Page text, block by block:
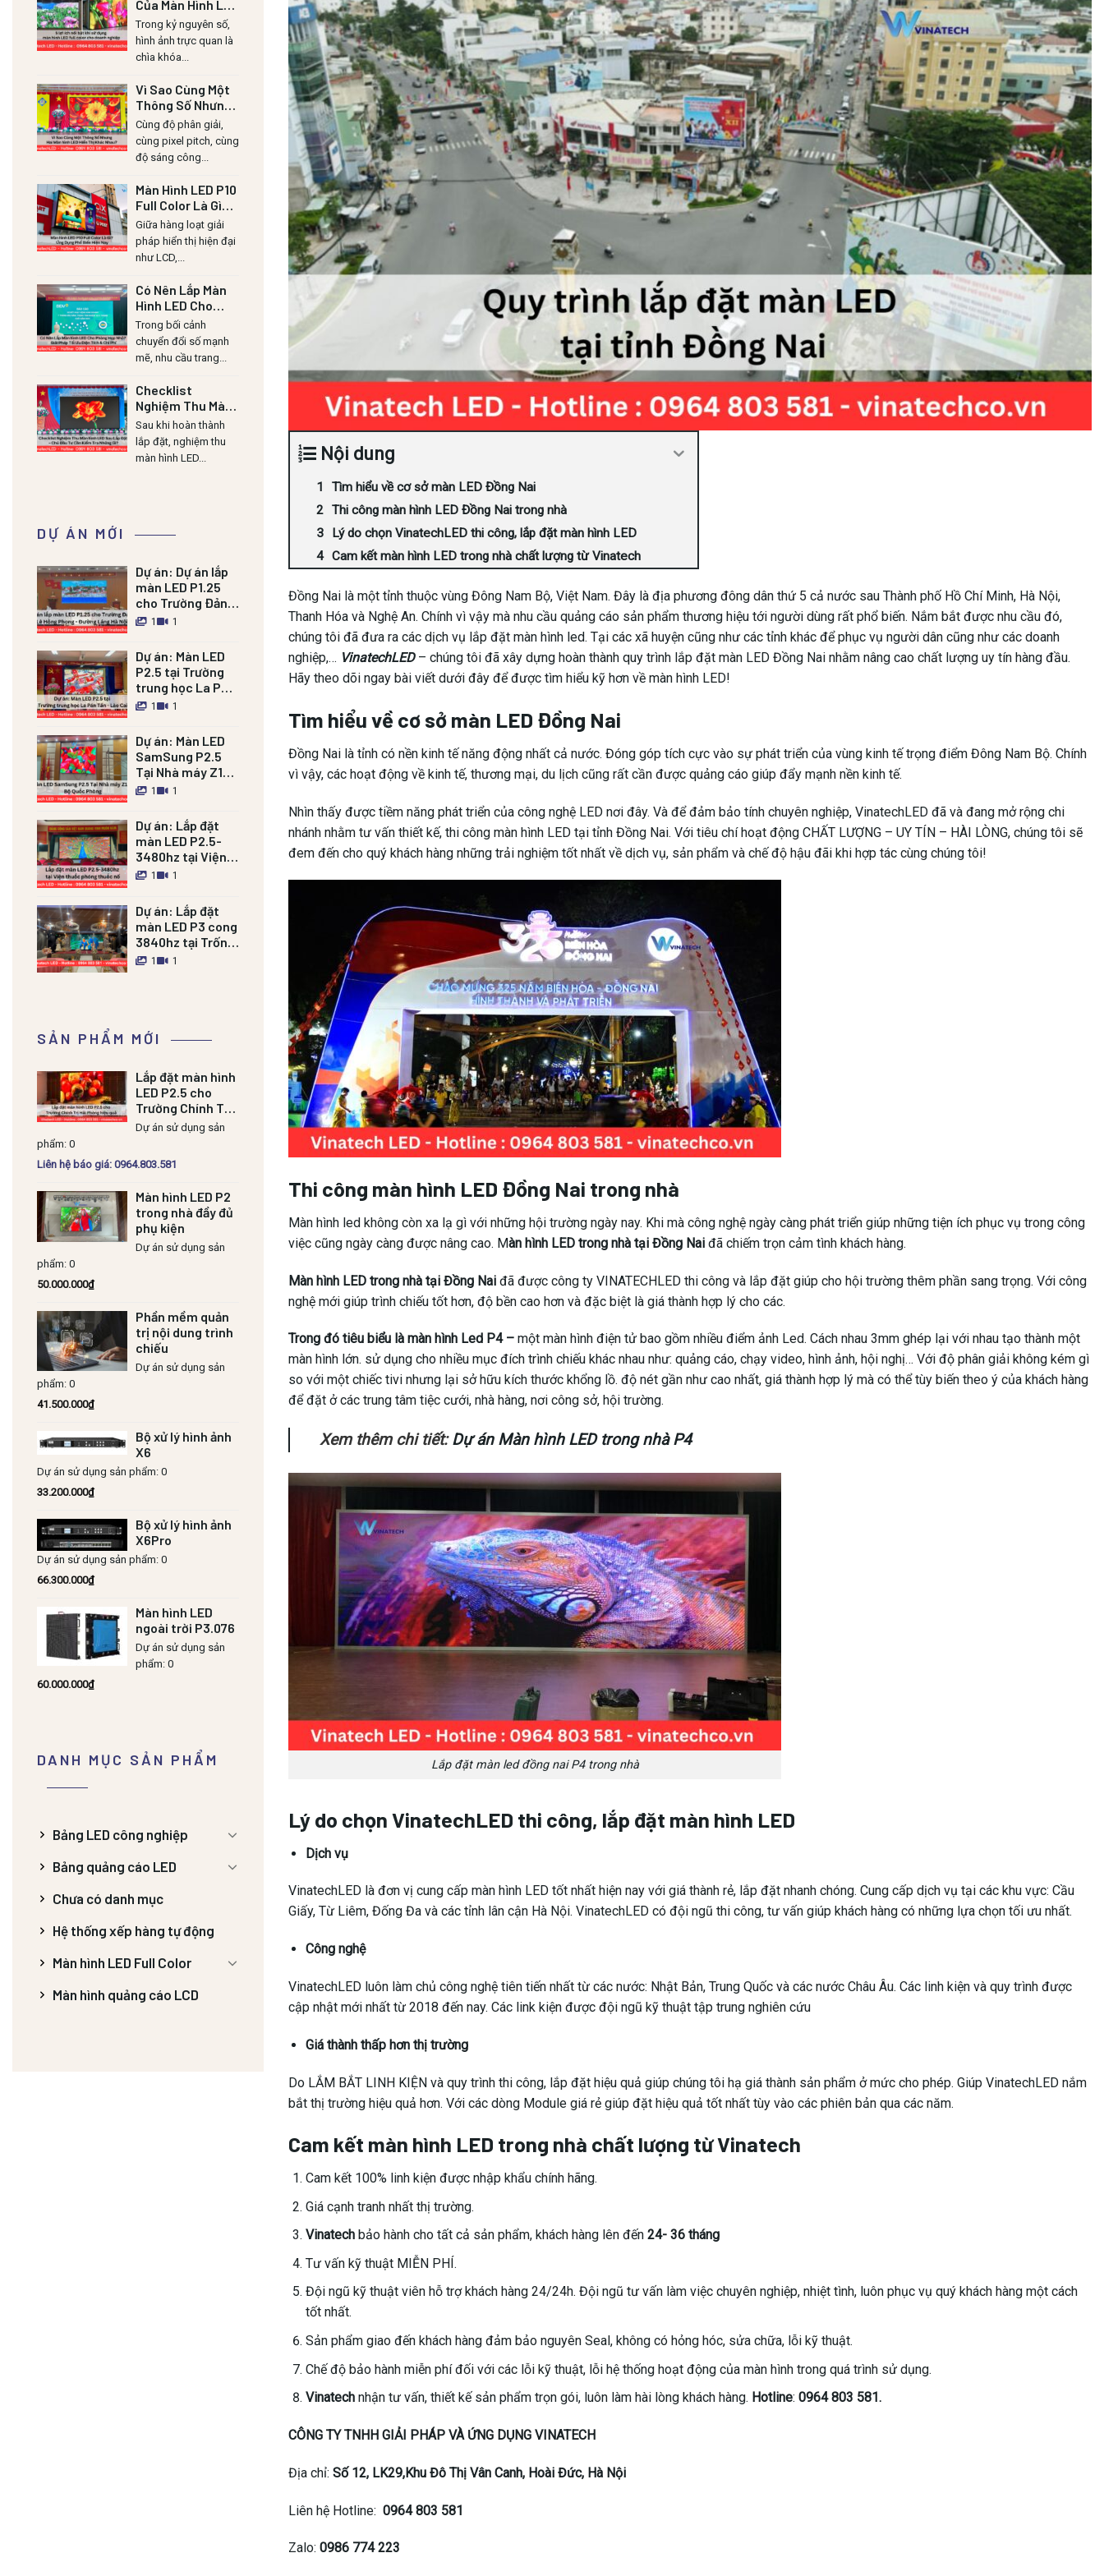
Của Màn Hình LED
Lull Color Cho
Doanh Nghiệp
Trong kỷ nguyên số,
hình ảnh trực quan là
chìa khóa...
Vì Sao Cùng Một
Thông Số Nhưng
Hai Màn Hình LED
Hiển Thị Khác
Nhau?
Cùng độ phân giải,
cùng pixel pitch, cùng
độ sáng công...
Màn Hình LED P10
Full Color Là Gì?
Ứng Dụng Phổ
Biến Hiện Nay
Giữa hàng loạt giải
pháp hiển thị hiện đại
như LCD,...
Có Nên Lắp Màn
Hình LED Cho
Phòng Họp Nhỏ?
Giải Pháp Tối Ưu
Diện Tích & Chi
Phí
Trong bối cảnh
chuyển đổi số mạnh
mẽ, nhu cầu trang...
Checklist
Nghiệm Thu Màn
Hình LED Sau Lắp
Đặt – Chủ Đầu Tư
Cần Kiểm Tra
Sau khi hoàn thành
lắp đặt, nghiệm thu
màn hình LED...
DỰ ÁN MỚI
Dự án: Dự án lắp
màn LED P1.25
cho Trường Đảng
Lê Hồng Phong –
1 1
Dự án: Màn LED
P2.5 tại Trường
trung học La Pán
Tẩn – Lào Cai
1 1
Dự án: Màn LED
SamSung P2.5
Tại Nhà máy Z121
Bộ Quốc Phòng
1 1
Dự án: Lắp đặt
màn LED P2.5-
3480hz tại Viện
thuốc phóng
1 1
Dự án: Lắp đặt
màn LED P3 cong
3840hz tại Trống
đồng Palace Nam
1 1
SẢN PHẨM MỚI
Lắp đặt màn hình
LED P2.5 cho
Trường Chính Trị
Hải Phòng hiệu
quả
Dự án sử dụng sản
phẩm: 0
Liên hệ báo giá: 0964.803.581
Màn hình LED P2
trong nhà đầy đủ
phụ kiện
Dự án sử dụng sản
phẩm: 0
50.000.000₫
Phần mềm quản
trị nội dung trình
chiếu
Dự án sử dụng sản
phẩm: 0
41.500.000₫
Bộ xử lý hình ảnh
X6
Dự án sử dụng sản phẩm: 0
33.200.000₫
Bộ xử lý hình ảnh
X6Pro
Dự án sử dụng sản phẩm: 0
66.300.000₫
Màn hình LED
ngoài trời P3.076
Dự án sử dụng sản
phẩm: 0
60.000.000₫
DANH MỤC SẢN PHẨM
Bảng LED công nghiệp
Bảng quảng cáo LED
Chưa có danh mục
Hệ thống xếp hàng tự động
Màn hình LED Full Color
Màn hình quảng cáo LCD
Nội dung
Tìm hiểu về cơ sở màn LED Đồng Nai
Thi công màn hình LED Đồng Nai trong nhà
Lý do chọn VinatechLED thi công, lắp đặt màn hình LED
Cam kết màn hình LED trong nhà chất lượng từ Vinatech
Đồng Nai là một tỉnh thuộc vùng Đông Nam Bộ, Việt Nam. Đây là địa phương đông dân thứ 5 cả nước sau Thành phố Hồ Chí Minh, Hà Nội,
Thanh Hóa và Nghệ An. Chính vì vậy mà nhu cầu quảng cáo sản phẩm thương hiệu tới người dùng rất phổ biến. Nắm bắt được nhu cầu đó,
chúng tôi đã đưa ra các dịch vụ lắp đặt màn hình led. Tại các xã huyện cũng như các tỉnh khác để phục vụ người dân cũng như các doanh
nghiệp,… VinatechLED – chúng tôi đã xây dựng hoàn thành quy trình lắp đặt màn LED Đồng Nai nhằm nâng cao chất lượng uy tín hàng đầu.
Hãy theo dõi ngay bài viết dưới đây để được tìm hiểu kỹ hơn về màn hình LED!
Tìm hiểu về cơ sở màn LED Đồng Nai
Đồng Nai là tỉnh có nền kinh tế năng động nhất cả nước. Đóng góp tích cực vào sự phát triển của vùng kinh tế trọng điểm Đông Nam Bộ. Chính
vì vậy, các hoạt động về kinh tế, thương mại, du lịch cũng rất cần được quảng cáo giúp đẩy mạnh nền kinh tế.
Nhìn thấy được tiềm năng phát triển của công nghệ LED nơi đây. Và để đảm bảo tính chuyên nghiệp, VinatechLED đã và đang mở rộng chi
nhánh nhằm tư vấn thiết kế, thi công màn hình LED tại tỉnh Đồng Nai. Với tiêu chí hoạt động CHẤT LƯỢNG – UY TÍN – HÀI LÒNG, chúng tôi sẽ
đem đến cho quý khách hàng những trải nghiệm tốt nhất về dịch vụ, sản phẩm và chế độ hậu đãi khi hợp tác cùng chúng tôi!
Thi công màn hình LED Đồng Nai trong nhà
Màn hình led không còn xa lạ gì với những hội trường ngày nay. Khi mà công nghệ ngày càng phát triển giúp những tiện ích phục vụ trong công
việc cũng ngày càng được nâng cao. Màn hình LED trong nhà tại Đồng Nai đã chiếm trọn cảm tình khách hàng.
Màn hình LED trong nhà tại Đồng Nai đã được công ty VINATECHLED thi công và lắp đặt giúp cho hội trường thêm phần sang trọng. Với công
nghệ mới giúp trình chiếu tốt hơn, độ bền cao hơn và đặc biệt là giá thành hợp lý cho các.
Trong đó tiêu biểu là màn hình Led P4 – một màn hình điện tử bao gồm nhiều điểm ảnh Led. Cách nhau 3mm ghép lại với nhau tạo thành một
màn hình lớn. sử dụng cho nhiều mục đích trình chiếu khác nhau như: quảng cáo, chạy video, hình ảnh, hội nghị… Với độ phân giải không kém gì
so với một chiếc tivi nhưng lại sở hữu kích thước khổng lồ. độ nét gần như cao nhất, giá thành hợp lý mà có thể tùy biến theo ý của khách hàng
để đặt ở các trung tâm tiệc cưới, nhà hàng, nơi công sở, hội trường.
Xem thêm chi tiết:Dự án Màn hình LED trong nhà P4
Lắp đặt màn led đồng nai P4 trong nhà
Lý do chọn VinatechLED thi công, lắp đặt màn hình LED
Dịch vụ
VinatechLED là đơn vị cung cấp màn hình LED tốt nhất hiện nay với giá thành rẻ, lắp đặt nhanh chóng. Cung cấp dịch vụ tại các khu vực: Cầu
Giấy, Từ Liêm, Đống Đa và các tỉnh lân cận Hà Nội. VinatechLED có đội ngũ thi công, tư vấn giúp khách hàng có những lựa chọn tối ưu nhất.
Công nghệ
VinatechLED luôn làm chủ công nghệ tiên tiến nhất từ các nước: Nhật Bản, Trung Quốc và các nước Châu Âu. Các linh kiện và quy trình được
cập nhật mới nhất từ 2018 đến nay. Các link kiện được đội ngũ kỹ thuật tập trung nghiên cứu
Giá thành thấp hơn thị trường
Do LẮM BẮT LINH KIỆN và quy trình thi công, lắp đặt hiệu quả giúp chúng tôi hạ giá thành sản phẩm ở mức cho phép. Giúp VinatechLED nắm
bắt thị trường hiệu quả hơn. Với các dòng Module giá rẻ giúp đặt hiệu quả tốt nhất tùy vào các phiên bản qua các năm.
Cam kết màn hình LED trong nhà chất lượng từ Vinatech
Cam kết 100% linh kiện được nhập khẩu chính hãng.
Giá cạnh tranh nhất thị trường.
Vinatechbảo hành cho tất cả sản phẩm, khách hàng lên đến24- 36 tháng
Tư vấn kỹ thuật MIỄN PHÍ.
Đội ngũ kỹ thuật viên hỗ trợ khách hàng 24/24h. Đội ngũ tư vấn làm việc chuyên nghiệp, nhiệt tình, luôn phục vụ quý khách hàng một cách
tốt nhất.
Sản phẩm giao đến khách hàng đảm bảo nguyên Seal, không có hỏng hóc, sửa chữa, lỗi kỹ thuật.
Chế độ bảo hành miễn phí đối với các lỗi kỹ thuật, lỗi hệ thống hoạt động của màn hình trong quá trình sử dụng.
Vinatech nhận tư vấn, thiết kế sản phẩm trọn gói, luôn làm hài lòng khách hàng. Hotline: 0964 803 581.
CÔNG TY TNHH GIẢI PHÁP VÀ ỨNG DỤNG VINATECH
Địa chỉ: Số 12, LK29,Khu Đô Thị Vân Canh, Hoài Đức, Hà Nội
Liên hệ Hotline: 0964 803 581
Zalo: 0986 774 223